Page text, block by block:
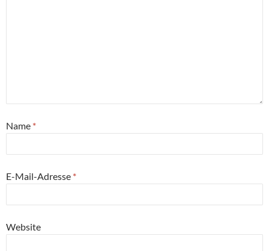
Name *
E-Mail-Adresse *
Website